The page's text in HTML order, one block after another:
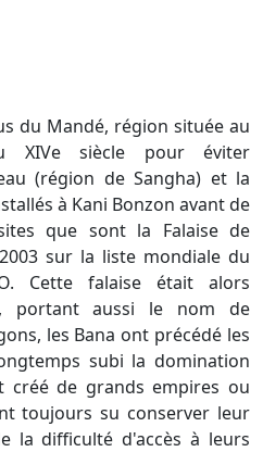
du Mandé, région située au
XIVe siècle pour éviter
(région de Sangha) et la
à Kani Bonzon avant de
que sont la Falaise de
sur la liste mondiale du
Cette falaise était alors
portant aussi le nom de
les Bana ont précédé les
subi la domination
créé de grands empires ou
toujours su conserver leur
la difficulté d'accès à leurs